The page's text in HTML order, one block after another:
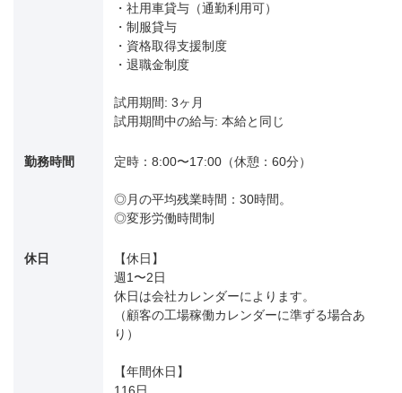
・社用車貸与（通勤利用可）
・制服貸与
・資格取得支援制度
・退職金制度
試用期間: 3ヶ月
試用期間中の給与: 本給と同じ
勤務時間 定時：8:00〜17:00（休憩：60分）
◎月の平均残業時間：30時間。
◎変形労働時間制
休日
【休日】
週1〜2日
休日は会社カレンダーによります。
（顧客の工場稼働カレンダーに準ずる場合あ
り）
【年間休日】